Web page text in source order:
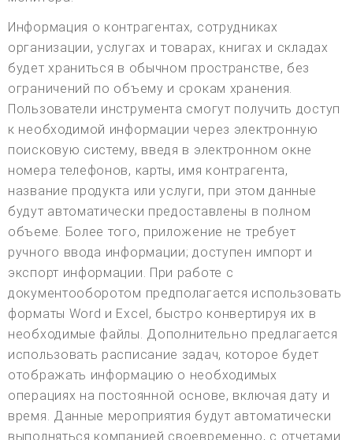
Информация о контрагентах, сотрудниках
организации, услугах и товарах, книгах и складах
будет храниться в обычном пространстве, без
ограничений по объему и срокам хранения.
Пользователи инструмента смогут получить доступ
к необходимой информации через электронную
поисковую систему, введя в электронном окне
номера телефонов, карты, имя контрагента,
название продукта или услуги, при этом данные
будут автоматически предоставлены в полном
объеме. Более того, приложение не требует
ручного ввода информации; доступен импорт и
экспорт информации. При работе с
документооборотом предполагается использовать
форматы Word и Excel, быстро конвертируя их в
необходимые файлы. Дополнительно предлагается
использовать расписание задач, которое будет
отображать информацию о необходимых
операциях на постоянной основе, включая дату и
время. Данные мероприятия будут автоматически
выполняться компанией своевременно, с отчетами